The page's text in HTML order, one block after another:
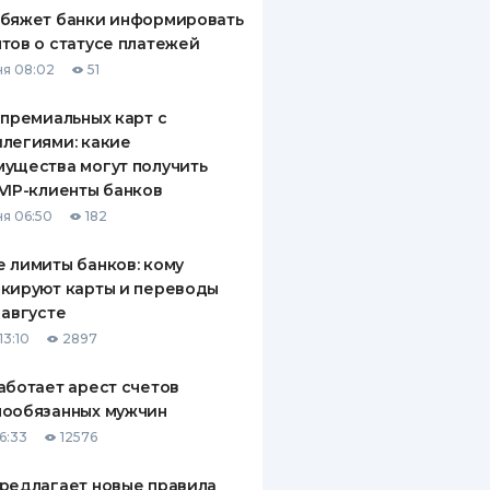
банки информировать
о статусе платежей
08:02 51
карт с
какие
могут получить
клиенты банков
06:50 182
лимиты банков: кому
карты и переводы
2897
арест счетов
мужчин
12576
новые правила